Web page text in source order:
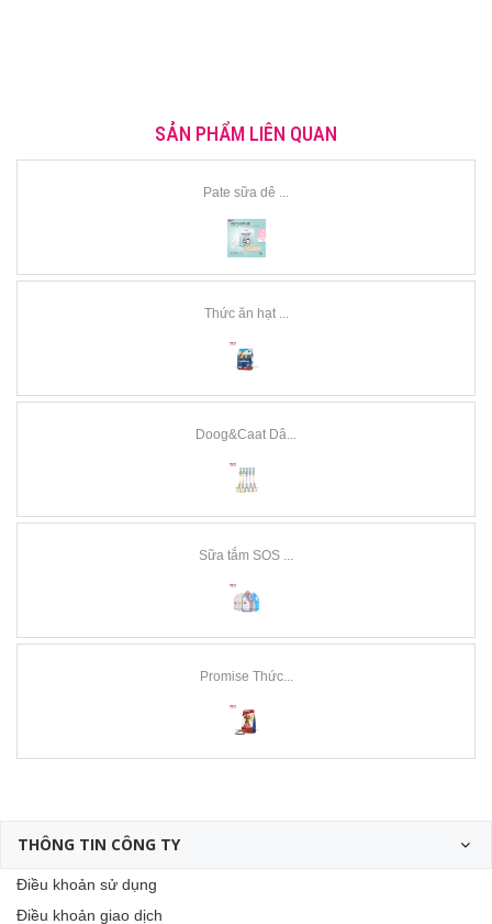
SẢN PHẨM LIÊN QUAN
Pate sữa dê ...
Thức ăn hạt ...
Doog&Caat Dâ...
Sữa tắm SOS ...
Promise Thức...
THÔNG TIN CÔNG TY
Điều khoản sử dụng
Điều khoản giao dịch